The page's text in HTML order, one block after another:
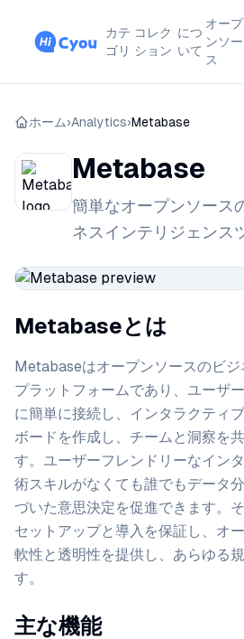
カテ
ゴリ
コレク
ション
につ
いて
オープ
ンソー
ス
ホーム›Analytics›Metabase
Metabase
簡単なオープンソース
ネスインテリジェンス
Metabaseとは
Metabaseはオープンソースのビ
プラットフォームであり、ユーザ
に簡単に接続し、インタラクティ
ボードを作成し、チームと洞察を
す。ユーザーフレンドリーなイン
術スキルがなくても誰でもデータ
づいた意思決定を促進できます。
セットアップと導入を保証し、オ
軟性と透明性を提供し、あらゆる
す。
主な機能